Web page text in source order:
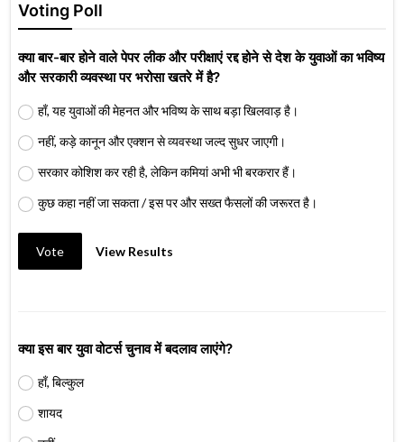
Voting Poll
क्या बार-बार होने वाले पेपर लीक और परीक्षाएं रद्द होने से देश के युवाओं का भविष्य
और सरकारी व्यवस्था पर भरोसा खतरे में है?
हाँ, यह युवाओं की मेहनत और भविष्य के साथ बड़ा खिलवाड़ है।
नहीं, कड़े कानून और एक्शन से व्यवस्था जल्द सुधर जाएगी।
सरकार कोशिश कर रही है, लेकिन कमियां अभी भी बरकरार हैं।
कुछ कहा नहीं जा सकता / इस पर और सख्त फैसलों की जरूरत है।
Vote View Results
क्या इस बार युवा वोटर्स चुनाव में बदलाव लाएंगे?
हाँ, बिल्कुल
शायद